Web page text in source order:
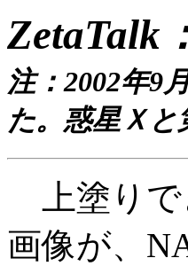
ZetaTalk
注：2002年9
た。惑星Ｘ
上塗りで
画像が、